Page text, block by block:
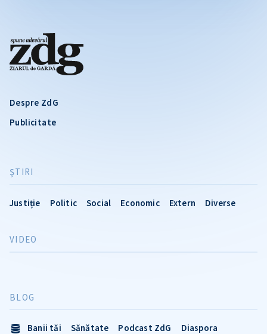
Despre ZdG
Publicitate
ŞTIRI
Justiție Politic Social Economic Extern Diverse
VIDEO
BLOG
Banii tăi Sănătate Podcast ZdG
Diaspora